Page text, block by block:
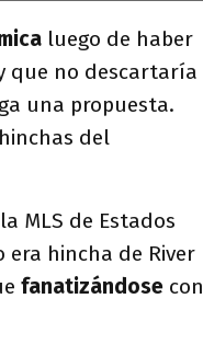
luego de haber
que no descartaría
una propuesta.
del
MLS de Estados
era hincha de River
fanatizándose con